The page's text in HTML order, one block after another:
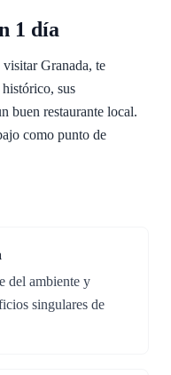
1 día
Granada, te
histórico, sus
buen restaurante local.
como punto de
del ambiente y
singulares de